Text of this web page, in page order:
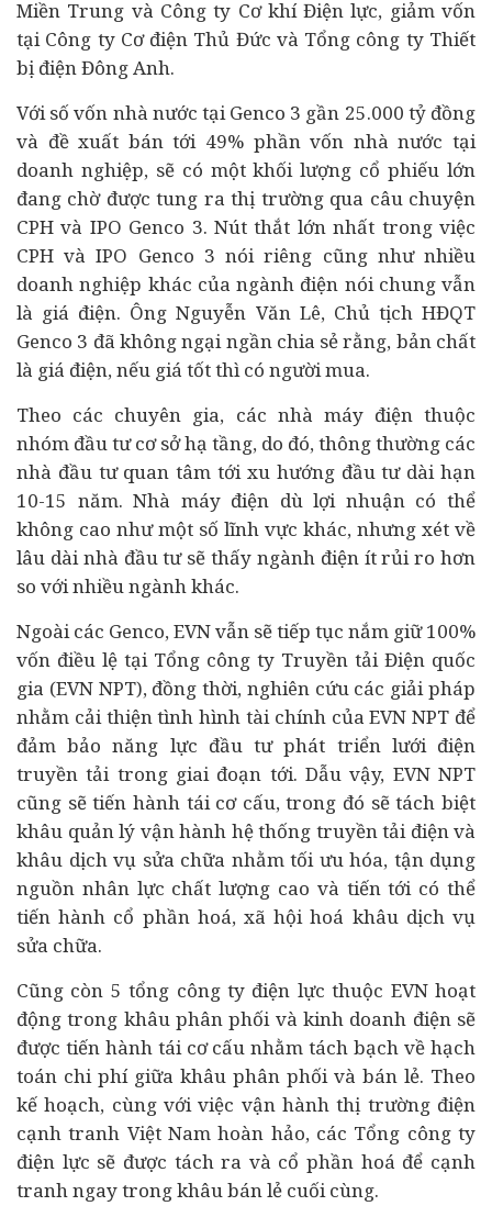
Miền Trung và Công ty Cơ khí Điện lực, giảm vốn
tại Công ty Cơ điện Thủ Đức và Tổng công ty Thiết
bị điện Đông Anh.
Với số vốn nhà nước tại Genco 3 gần 25.000 tỷ đồng
và đề xuất bán tới 49% phần vốn nhà nước tại
doanh nghiệp, sẽ có một khối lượng cổ phiếu lớn
đang chờ được tung ra thị trường qua câu chuyện
CPH và IPO Genco 3. Nút thắt lớn nhất trong việc
CPH và IPO Genco 3 nói riêng cũng như nhiều
doanh nghiệp khác của ngành điện nói chung vẫn
là giá điện. Ông Nguyễn Văn Lê, Chủ tịch HĐQT
Genco 3 đã không ngại ngần chia sẻ rằng, bản chất
là giá điện, nếu giá tốt thì có người mua.
Theo các chuyên gia, các nhà máy điện thuộc
nhóm đầu tư cơ sở hạ tầng, do đó, thông thường các
nhà đầu tư quan tâm tới xu hướng đầu tư dài hạn
10-15 năm. Nhà máy điện dù lợi nhuận có thể
không cao như một số lĩnh vực khác, nhưng xét về
lâu dài nhà đầu tư sẽ thấy ngành điện ít rủi ro hơn
so với nhiều ngành khác.
Ngoài các Genco, EVN vẫn sẽ tiếp tục nắm giữ 100%
vốn điều lệ tại Tổng công ty Truyền tải Điện quốc
gia (EVN NPT), đồng thời, nghiên cứu các giải pháp
nhằm cải thiện tình hình tài chínhcủa EVN NPT để
đảm bảo năng lực đầu tư phát triển lưới điện
truyền tải trong giai đoạn tới. Dẫu vậy, EVN NPT
cũng sẽ tiến hành tái cơ cấu, trong đó sẽ tách biệt
khâu quản lý vận hành hệ thống truyền tải điện và
khâu dịch vụ sửa chữa nhằm tối ưu hóa, tận dụng
nguồn nhân lực chất lượng cao và tiến tới có thể
tiến hành cổ phần hoá, xã hội hoá khâu dịch vụ
sửa chữa.
Cũng còn 5 tổng công ty điện lực thuộc EVN hoạt
động trong khâu phân phối và kinh doanh điện sẽ
được tiến hành tái cơ cấu nhằm tách bạch về hạch
toán chi phí giữa khâu phân phối và bán lẻ. Theo
kế hoạch, cùng với việc vận hành thị trường điện
cạnh tranh Việt Nam hoàn hảo, các Tổng công ty
điện lực sẽ được tách ra và cổ phần hoá để cạnh
tranh ngay trong khâu bán lẻ cuối cùng.